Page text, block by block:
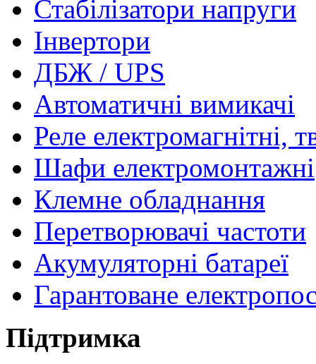
Стабілізатори напруги
Інвертори
ДБЖ / UPS
Автоматичні вимикачі
Реле електромагнітні,
Шафи електромонтажні
Клемне обладнання
Перетворювачі частоти
Акумуляторні батареї
Гарантоване
Підтримка